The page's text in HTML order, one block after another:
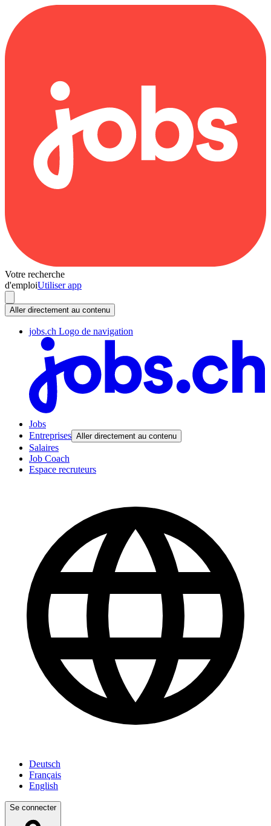
Votre recherche
d'emploiUtiliser app
Aller directement au contenu
jobs.ch Logo de navigation
Jobs
Entreprises Aller directement au contenu
Salaires
Job Coach
Espace recruteurs
Deutsch
Français
English
Se connecter